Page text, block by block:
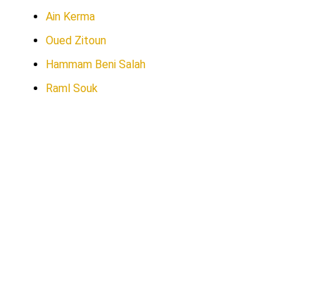
Ain Kerma
Oued Zitoun
Hammam Beni Salah
Raml Souk